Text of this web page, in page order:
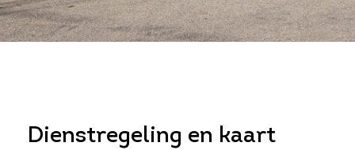
Dienstregeling en kaart